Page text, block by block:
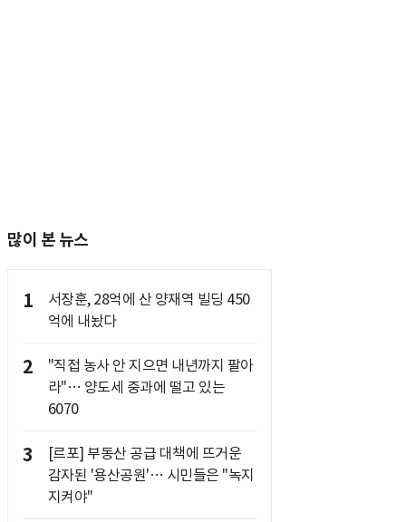
많이 본 뉴스
1
서장훈, 28억에 산 양재역 빌딩 450
억에 내놨다
2
"직접 농사 안 지으면 내년까지 팔아
라"… 양도세 중과에 떨고 있는
6070
3
[르포] 부동산 공급 대책에 뜨거운
감자된 '용산공원'… 시민들은 "녹지
지켜야"